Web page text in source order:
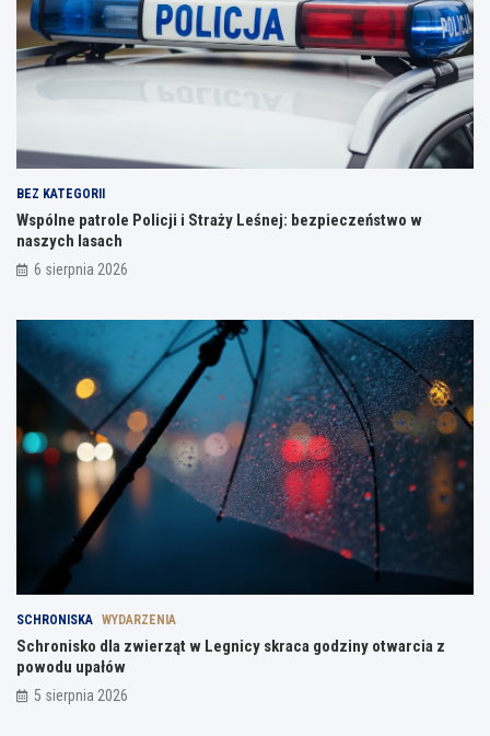
BEZ KATEGORII
Wspólne patrole Policji i Straży Leśnej: bezpieczeństwo w
naszych lasach
6 sierpnia 2026
SCHRONISKA WYDARZENIA
Schronisko dla zwierząt w Legnicy skraca godziny otwarcia z
powodu upałów
5 sierpnia 2026